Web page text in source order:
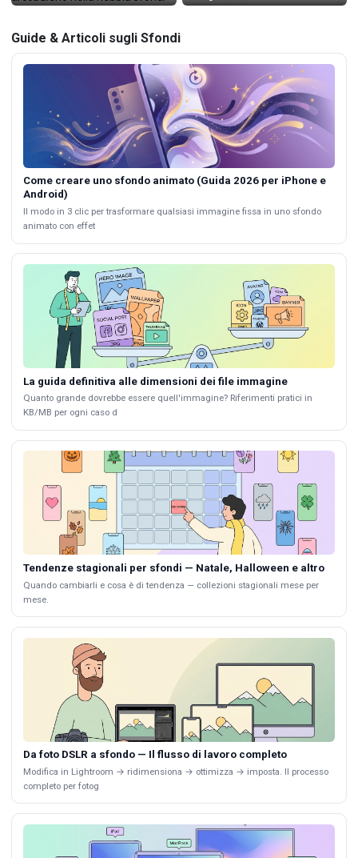
Guide & Articoli sugli Sfondi
Come creare uno sfondo animato (Guida 2026 per iPhone e
Android)
Il modo in 3 clic per trasformare qualsiasi immagine fissa in uno sfondo
animato con effet
La guida definitiva alle dimensioni dei file immagine
Quanto grande dovrebbe essere quell'immagine? Riferimenti pratici in
KB/MB per ogni caso d
Tendenze stagionali per sfondi — Natale, Halloween e altro
Quando cambiarli e cosa è di tendenza — collezioni stagionali mese per
mese.
Da foto DSLR a sfondo — Il flusso di lavoro completo
Modifica in Lightroom → ridimensiona → ottimizza → imposta. Il processo
completo per fotog